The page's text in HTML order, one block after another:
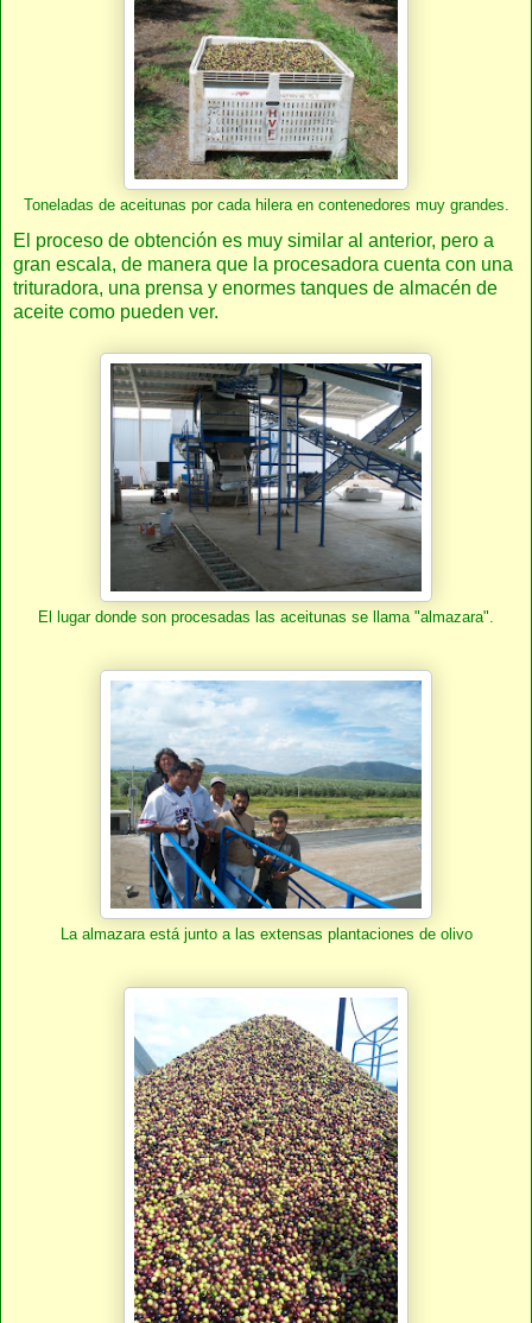
Toneladas de aceitunas por cada hilera en contenedores muy grandes.
El proceso de obtención es muy similar al anterior, pero a
gran escala, de manera que la procesadora cuenta con una
trituradora, una prensa y enormes tanques de almacén de
aceite como pueden ver.
El lugar donde son procesadas las aceitunas se llama "almazara".
La almazara está junto a las extensas plantaciones de olivo